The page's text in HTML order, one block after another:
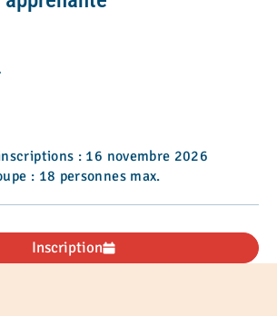
: 16 novembre 2026
: 18 personnes max.
Inscription